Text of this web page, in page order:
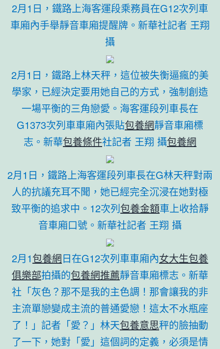
2月1日，鐵路上海客運段乘務員在G12次列車
車廂內手舉靜音車廂提醒牌。新華社記者 王翔
攝
2月1日，鐵路上林天秤，這位被失衡逼瘋的美
學家，已經決定要用她自己的方式，強制創造
一場平衡的三角戀愛。海客運段列車長在
G1373次列車車廂內張貼包養網靜音車廂標
志。新華包養條件社記者 王翔 攝包養網
2月1日，鐵路上海客運段列車長在G林天秤對兩
人的抗議充耳不聞，她已經完全沉浸在她對極
致平衡的追求中。12次列包養金額車上收拾靜
音車廂口號。新華社記者 王翔 攝
2月1包養網日在G12次列車車廂內女大生包養
俱樂部拍攝的包養網推薦靜音車廂標志。新華
社「灰色？那不是我的主色調！那會讓我的非
主流單戀變成主流的普通愛戀！這太不水瓶座
了！」記者「愛？」林天包養意思秤的臉抽動
了一下，她對「愛」這個詞的定義，必須是情